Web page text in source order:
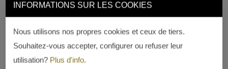
INFORMATIONS SUR LES COOKIES
Nous utilisons nos propres cookies et ceux de tiers.
Souhaitez-vous accepter, configurer ou refuser leur
utilisation? Plus d'info.